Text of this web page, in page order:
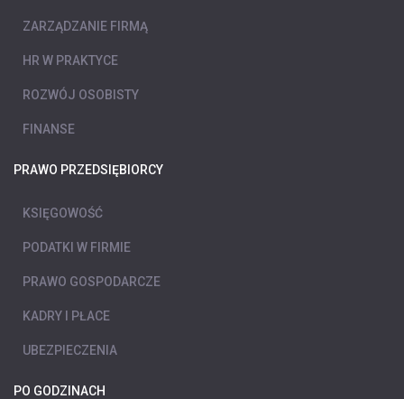
ZARZĄDZANIE FIRMĄ
HR W PRAKTYCE
ROZWÓJ OSOBISTY
FINANSE
PRAWO PRZEDSIĘBIORCY
KSIĘGOWOŚĆ
PODATKI W FIRMIE
PRAWO GOSPODARCZE
KADRY I PŁACE
UBEZPIECZENIA
PO GODZINACH